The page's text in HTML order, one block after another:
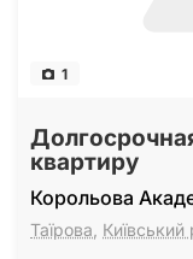
1
квартиру
Корольова
Таїрова Київський